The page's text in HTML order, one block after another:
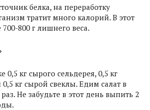
белка, на переработку
тратит много калорий. В этот
800 г лишнего веса.
0,5 кг сырого сельдерея, 0,5 кг
кг сырой свеклы. Едим салат в
Не забудьте в этот день выпить 2